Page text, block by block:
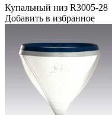
Купальный низ R3005-28
Добавить в избранное